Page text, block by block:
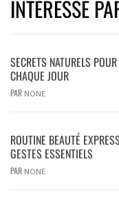
INTÉRESSÉ
SECRETS NATURELS
CHAQUE JOUR
PAR NONE
ROUTINE BEAUTÉ
GESTES ESSENTIELS
PAR NONE